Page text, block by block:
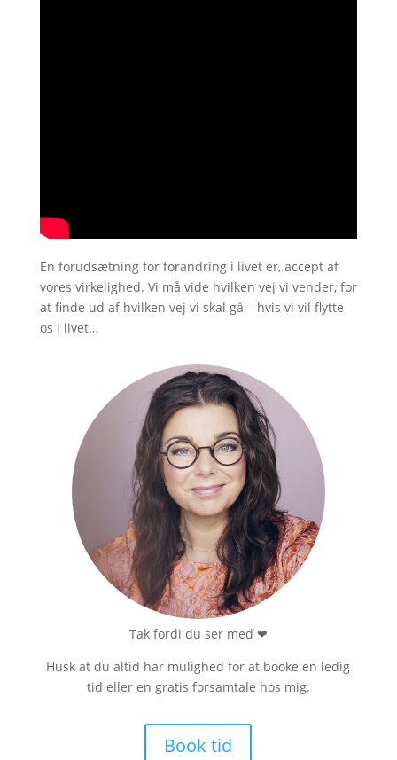
En forudsætning for forandring i livet er, accept af
vores virkelighed. Vi må vide hvilken vej vi vender, for
at finde ud af hvilken vej vi skal gå – hvis vi vil flytte
os i livet…
Tak fordi du ser med ❤
Husk at du altid har mulighed for at booke en ledig
tid eller en gratis forsamtale hos mig.
Book tid